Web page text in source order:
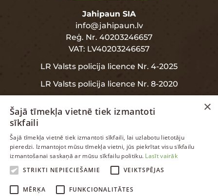
Jahipaun SIA
info@jahipaun.lv
Reģ. Nr. 40203246657
VAT: LV40203246657
LR Valsts policija licence Nr. 4-2025
LR Valsts policija licence Nr. 8-2020
INFORMĀCIJA
Garantija
Datu aizsardzība
ENGLISH
×
Šajā tīmekļa vietnē tiek izmantoti
sīkfaili
Šajā tīmekļa vietnē tiek izmantoti sīkfaili, lai uzlabotu lietotāju
pieredzi. Izmantojot mūsu tīmekļa vietni, jūs piekrītat visu sīkfailu
izmantošanai saskaņā ar mūsu sīkfailu politiku. Lasīt vairāk
STRIKTI NEPIECIEŠAMIE
VEIKTSPĒJAS
MĒRĶA FUNKCIONALITĀTES